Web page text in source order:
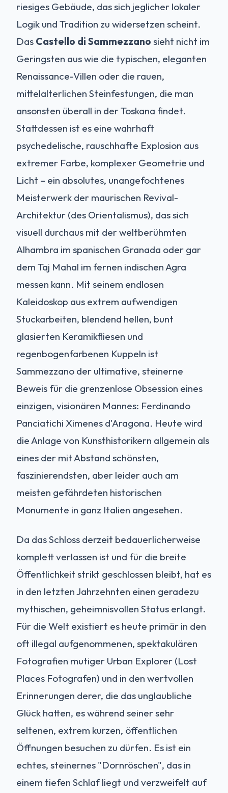
riesiges Gebäude, das sich jeglicher lokaler
Logik und Tradition zu widersetzen scheint.
Das Castello di Sammezzano sieht nicht im
Geringsten aus wie die typischen, eleganten
Renaissance-Villen oder die rauen,
mittelalterlichen Steinfestungen, die man
ansonsten überall in der Toskana findet.
Stattdessen ist es eine wahrhaft
psychedelische, rauschhafte Explosion aus
extremer Farbe, komplexer Geometrie und
Licht – ein absolutes, unangefochtenes
Meisterwerk der maurischen Revival-
Architektur (des Orientalismus), das sich
visuell durchaus mit der weltberühmten
Alhambra im spanischen Granada oder gar
dem Taj Mahal im fernen indischen Agra
messen kann. Mit seinem endlosen
Kaleidoskop aus extrem aufwendigen
Stuckarbeiten, blendend hellen, bunt
glasierten Keramikfliesen und
regenbogenfarbenen Kuppeln ist
Sammezzano der ultimative, steinerne
Beweis für die grenzenlose Obsession eines
einzigen, visionären Mannes: Ferdinando
Panciatichi Ximenes d'Aragona. Heute wird
die Anlage von Kunsthistorikern allgemein als
eines der mit Abstand schönsten,
faszinierendsten, aber leider auch am
meisten gefährdeten historischen
Monumente in ganz Italien angesehen.
Da das Schloss derzeit bedauerlicherweise
komplett verlassen ist und für die breite
Öffentlichkeit strikt geschlossen bleibt, hat es
in den letzten Jahrzehnten einen geradezu
mythischen, geheimnisvollen Status erlangt.
Für die Welt existiert es heute primär in den
oft illegal aufgenommenen, spektakulären
Fotografien mutiger Urban Explorer (Lost
Places Fotografen) und in den wertvollen
Erinnerungen derer, die das unglaubliche
Glück hatten, es während seiner sehr
seltenen, extrem kurzen, öffentlichen
Öffnungen besuchen zu dürfen. Es ist ein
echtes, steinernes "Dornröschen", das in
einem tiefen Schlaf liegt und verzweifelt auf